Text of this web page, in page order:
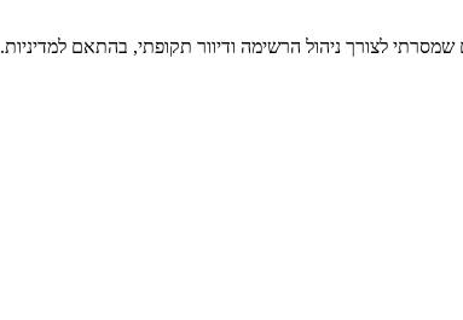
לצורך ניהול הרשימה ודיוור תקופתי, בהתאם למדיניות.